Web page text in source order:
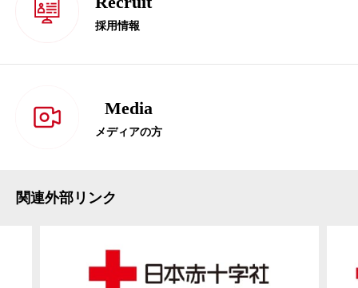
採用情報
Media
メディアの方
関連外部リンク